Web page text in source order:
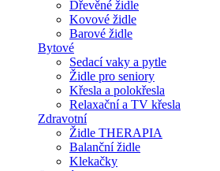
Dřevěné židle
Kovové židle
Barové židle
Bytové
Sedací vaky a pytle
Židle pro seniory
Křesla a polokřesla
Relaxační a TV křesla
Zdravotní
Židle THERAPIA
Balanční židle
Klekačky